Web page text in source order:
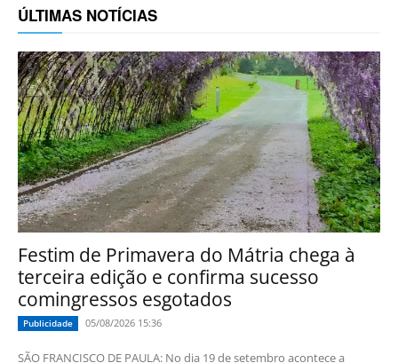
ÚLTIMAS NOTÍCIAS
Festim de Primavera do Mátria chega à
terceira edição e confirma sucesso
comingressos esgotados
Publicidade 05/08/2026 15:36
SÃO FRANCISCO DE PAULA: No dia 19 de setembro acontece a